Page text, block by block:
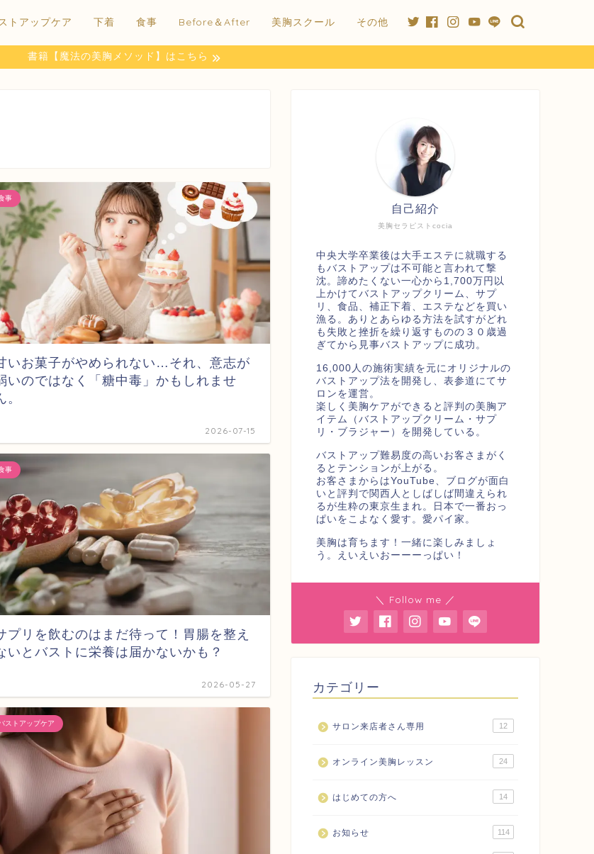
トアップケア 下着 食事 Before＆After 美胸スクール その他
書籍【魔法の美胸メソッド】はこちら
事
いお菓子がやめられない…それ、意志が
いのではなく「糖中毒」かもしれませ
。
2026-07-15
事
プリを飲むのはまだ待って！胃腸を整え
いとバストに栄養は届かないかも？
2026-05-27
ストアップケア
美胸セラピストcocia
自己紹介
中央大学卒業後は大手エステに就職する
もバストアップは不可能と言われて撃
沈。諦めたくない一心から1,700万円以
上かけてバストアップクリーム、サプ
リ、食品、補正下着、エステなどを買い
漁る。ありとあらゆる方法を試すがどれ
も失敗と挫折を繰り返すものの３０歳過
ぎてから見事バストアップに成功。
16,000人の施術実績を元にオリジナルの
バストアップ法を開発し、表参道にてサ
ロンを運営。
楽しく美胸ケアができると評判の美胸ア
イテム（バストアップクリーム・サプ
リ・ブラジャー）を開発している。
バストアップ難易度の高いお客さまがく
るとテンションが上がる。
お客さまからはYouTube、ブログが面白
いと評判で関西人としばしば間違えられ
るが生粋の東京生まれ。日本で一番おっ
ぱいをこよなく愛す。愛パイ家。
美胸は育ちます！一緒に楽しみましょ
う。えいえいおーーーっぱい！
＼ Follow me ／
カテゴリー
サロン来店者さん専用 12
オンライン美胸レッスン 24
はじめての方へ 14
お知らせ 114